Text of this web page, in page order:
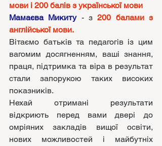
мови і 200 балів з української мови
Мамаєва Микиту - з 200 балами з
англійської мови.
Вітаємо батьків та педагогів із цим
вагомим досягненням, ваші знання,
праця, підтримка та віра в результат
стали запорукою таких високих
показників.
Нехай отримані результати
відкриють перед вами двері до
омріяних закладів вищої освіти,
нових можливостей і майбутніх